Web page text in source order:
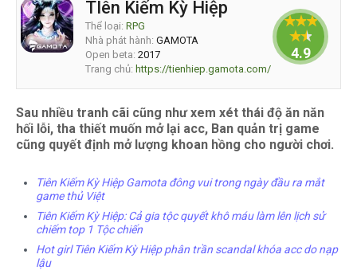
TIên Kiếm Kỳ Hiệp
Thể loại: RPG
Nhà phát hành: GAMOTA
Open beta: 2017
Trang chủ: https://tienhiep.gamota.com/
4.9
Sau nhiều tranh cãi cũng như xem xét thái độ ăn năn
hối lỗi, tha thiết muốn mở lại acc, Ban quản trị game
cũng quyết định mở lượng khoan hồng cho người chơi.
Tiên Kiếm Kỳ Hiệp Gamota đông vui trong ngày đầu ra mắt
game thủ Việt
Tiên Kiếm Kỳ Hiệp: Cả gia tộc quyết khô máu làm lên lịch sử
chiếm top 1 Tộc chiến
Hot girl Tiên Kiếm Kỳ Hiệp phân trần scandal khóa acc do nạp
lậu